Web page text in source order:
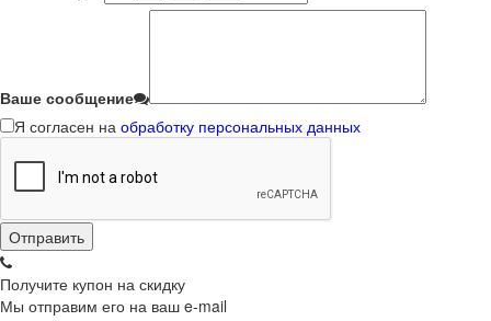
Ваше сообщение
Я согласен на обработку персональных данных
Получите купон на скидку
Мы отправим его на ваш e-mail